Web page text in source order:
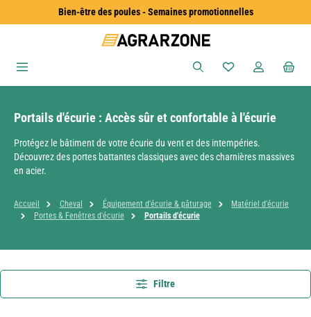
Passer au contenu principalBien-être des poules - Semaines promotionnelles
Vous avez 0
Portails d'écurie : Accès sûr et confortable à l'écurie
Protégez le bâtiment de votre écurie du vent et des intempéries.
Découvrez des portes battantes classiques avec des charnières massives
en acier.
Accueil Cheval Équipement d'écurie & pâturage
Matériel d'écurie
Portes & Fenêtres d'écurie
Portails d'écurie
Filtre